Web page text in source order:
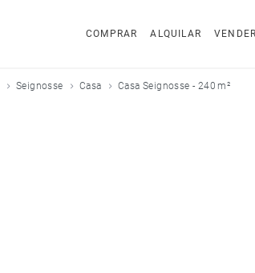
COMPRAR ALQUILAR VENDER
Seignosse Casa Casa Seignosse - 240 m²